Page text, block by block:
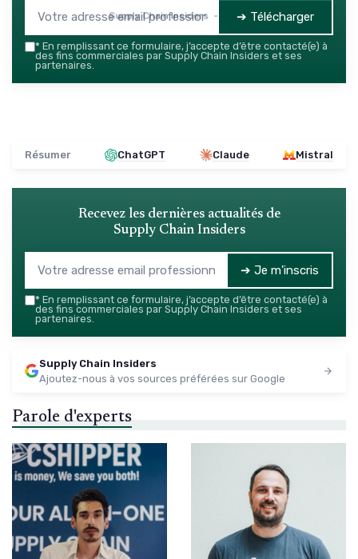
Supply Chain Insiders — 2026➔ Télécharger
* En remplissant ce formulaire, j’accepte d’être contacté(e) à
des fins commerciales par Supply Chain Insiders et ses
partenaires.
Résumer ChatGPT Claude Mistral
Recevez les dernières actualités de
Supply Chain Insiders
➔ Je m'inscris
* En remplissant ce formulaire, j’accepte d’être contacté(e) à
des fins commerciales par Supply Chain Insiders et ses
partenaires.
Supply Chain Insiders
Ajoutez-nous à vos sources préférées sur Google
Parole d'experts